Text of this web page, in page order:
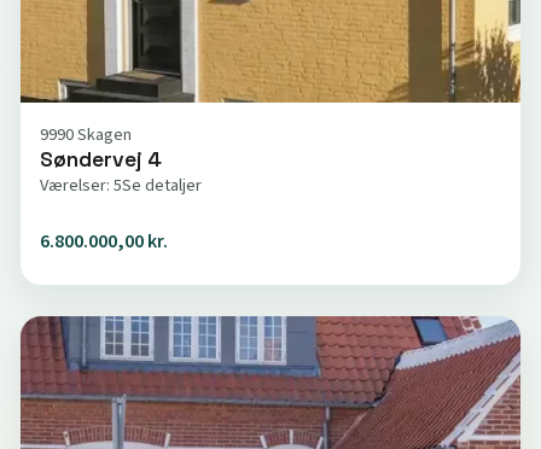
9990 Skagen
Søndervej 4
Værelser: 5Se detaljer
6.800.000,00 kr.